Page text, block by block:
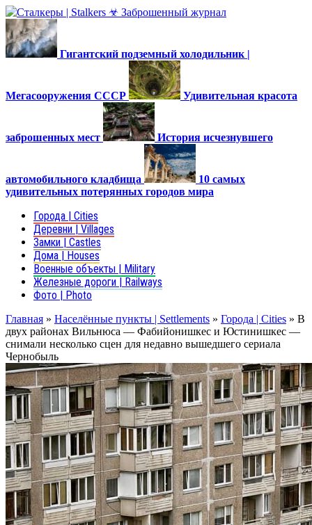
Гигантский подземный холодильник |
Мегасооружения СССР Удивительная красота
заброшенных мест История исчезнувшего
автомобильного кладбища
10 самых
удивительных потерянных городов мира
Города | Cities
Деревни | Villages
Замки | Castles
Дома | Houses
Военные объекты | Military
Железные дороги | Railways
Фото | Photo
Главная » Населённые пункты | Settlements » Города | Cities » В
двух районах Вильнюса — Фабийонишкес и Юстинишкес —
снимали несколько сцен для недавно вышедшего сериала
Чернобыль